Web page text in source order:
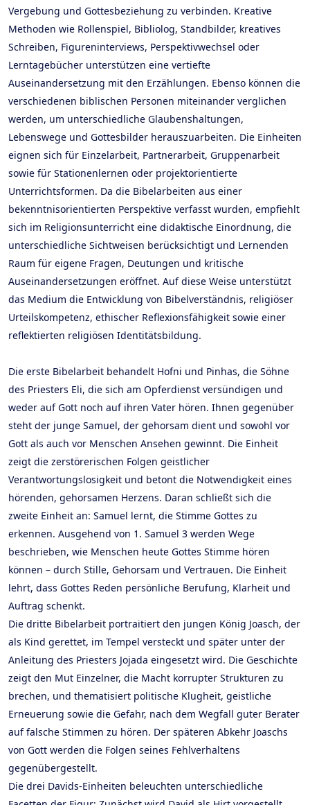
Vergebung und Gottesbeziehung zu verbinden. Kreative
Methoden wie Rollenspiel, Bibliolog, Standbilder, kreatives
Schreiben, Figureninterviews, Perspektivwechsel oder
Lerntagebücher unterstützen eine vertiefte
Auseinandersetzung mit den Erzählungen. Ebenso können die
verschiedenen biblischen Personen miteinander verglichen
werden, um unterschiedliche Glaubenshaltungen,
Lebenswege und Gottesbilder herauszuarbeiten. Die Einheiten
eignen sich für Einzelarbeit, Partnerarbeit, Gruppenarbeit
sowie für Stationenlernen oder projektorientierte
Unterrichtsformen. Da die Bibelarbeiten aus einer
bekenntnisorientierten Perspektive verfasst wurden, empfiehlt
sich im Religionsunterricht eine didaktische Einordnung, die
unterschiedliche Sichtweisen berücksichtigt und Lernenden
Raum für eigene Fragen, Deutungen und kritische
Auseinandersetzungen eröffnet. Auf diese Weise unterstützt
das Medium die Entwicklung von Bibelverständnis, religiöser
Urteilskompetenz, ethischer Reflexionsfähigkeit sowie einer
reflektierten religiösen Identitätsbildung.
Die erste Bibelarbeit behandelt Hofni und Pinhas, die Söhne
des Priesters Eli, die sich am Opferdienst versündigen und
weder auf Gott noch auf ihren Vater hören. Ihnen gegenüber
steht der junge Samuel, der gehorsam dient und sowohl vor
Gott als auch vor Menschen Ansehen gewinnt. Die Einheit
zeigt die zerstörerischen Folgen geistlicher
Verantwortungslosigkeit und betont die Notwendigkeit eines
hörenden, gehorsamen Herzens. Daran schließt sich die
zweite Einheit an: Samuel lernt, die Stimme Gottes zu
erkennen. Ausgehend von 1. Samuel 3 werden Wege
beschrieben, wie Menschen heute Gottes Stimme hören
können – durch Stille, Gehorsam und Vertrauen. Die Einheit
lehrt, dass Gottes Reden persönliche Berufung, Klarheit und
Auftrag schenkt.
Die dritte Bibelarbeit portraitiert den jungen König Joasch, der
als Kind gerettet, im Tempel versteckt und später unter der
Anleitung des Priesters Jojada eingesetzt wird. Die Geschichte
zeigt den Mut Einzelner, die Macht korrupter Strukturen zu
brechen, und thematisiert politische Klugheit, geistliche
Erneuerung sowie die Gefahr, nach dem Wegfall guter Berater
auf falsche Stimmen zu hören. Der späteren Abkehr Joaschs
von Gott werden die Folgen seines Fehlverhaltens
gegenübergestellt.
Die drei Davids-Einheiten beleuchten unterschiedliche